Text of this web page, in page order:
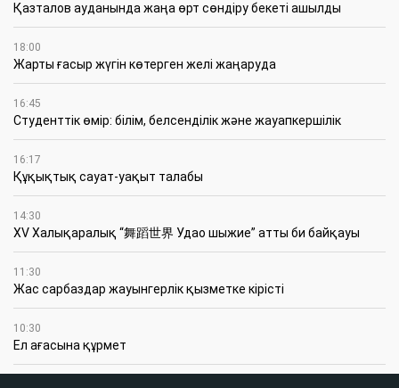
Қазталов ауданында жаңа өрт сөндіру бекеті ашылды
18:00
Жарты ғасыр жүгін көтерген желі жаңаруда
16:45
Студенттік өмір: білім, белсенділік және жауапкершілік
16:17
Құқықтық сауат-уақыт талабы
14:30
XV Халықаралық “舞蹈世界 Удао шыжие” атты би байқауы
11:30
Жас сарбаздар жауынгерлік қызметке кірісті
10:30
Ел ағасына құрмет